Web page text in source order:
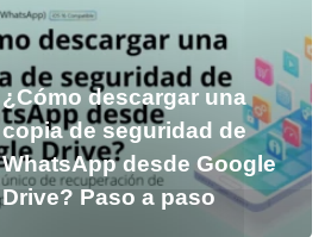
¿Cómo descargar una
copia de seguridad de
WhatsApp desde Google
Drive? Paso a paso